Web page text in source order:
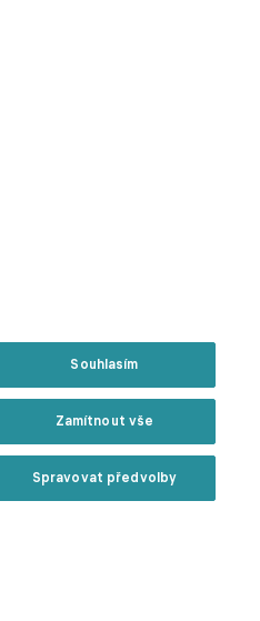
Souhlasím
Zamítnout vše
Spravovat předvolby